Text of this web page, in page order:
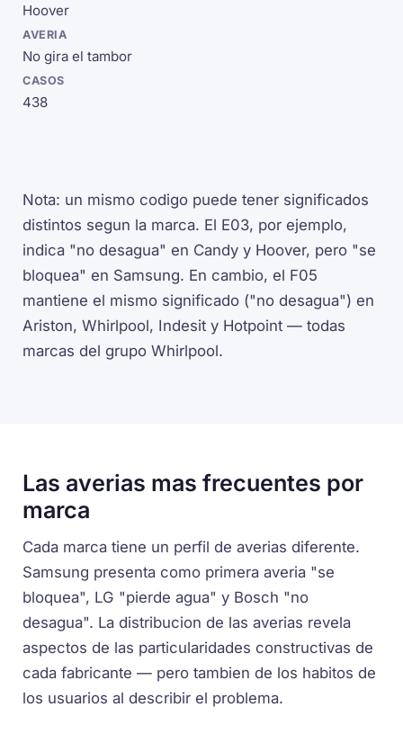
Hoover
No gira el tambor
438
Nota: un mismo codigo puede tener significados
distintos segun la marca. El E03, por ejemplo,
indica "no desagua" en Candy y Hoover, pero "se
bloquea" en Samsung. En cambio, el F05
mantiene el mismo significado ("no desagua") en
Ariston, Whirlpool, Indesit y Hotpoint — todas
marcas del grupo Whirlpool.
Las averias mas frecuentes por
marca
Cada marca tiene un perfil de averias diferente.
Samsung presenta como primera averia "se
bloquea", LG "pierde agua" y Bosch "no
desagua". La distribucion de las averias revela
aspectos de las particularidades constructivas de
cada fabricante — pero tambien de los habitos de
los usuarios al describir el problema.